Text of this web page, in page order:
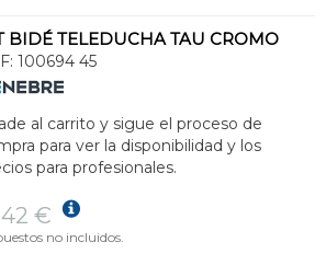
BIDÉ TELEDUCHA TAU CROMO
100694 45
al carrito y sigue el proceso de
para ver la disponibilidad y los
para profesionales.
€
no incluidos.